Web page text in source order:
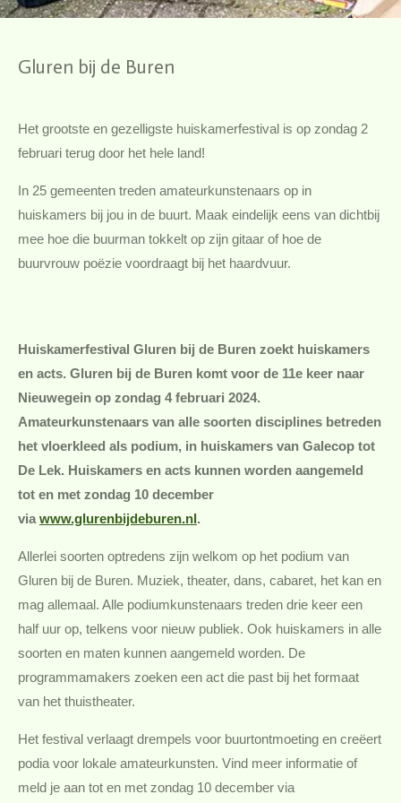
Gluren bij de Buren
Het grootste en gezelligste huiskamerfestival is op zondag 2
februari terug door het hele land!
In 25 gemeenten treden amateurkunstenaars op in
huiskamers bij jou in de buurt. Maak eindelijk eens van dichtbij
mee hoe die buurman tokkelt op zijn gitaar of hoe de
buurvrouw poëzie voordraagt bij het haardvuur.
Huiskamerfestival Gluren bij de Buren zoekt huiskamers
en acts. Gluren bij de Buren komt voor de 11e keer naar
Nieuwegein op zondag 4 februari 2024.
Amateurkunstenaars van alle soorten disciplines betreden
het vloerkleed als podium, in huiskamers van Galecop tot
De Lek. Huiskamers en acts kunnen worden aangemeld
tot en met zondag 10 december
via www.glurenbijdeburen.nl.
Allerlei soorten optredens zijn welkom op het podium van
Gluren bij de Buren. Muziek, theater, dans, cabaret, het kan en
mag allemaal. Alle podiumkunstenaars treden drie keer een
half uur op, telkens voor nieuw publiek. Ook huiskamers in alle
soorten en maten kunnen aangemeld worden. De
programmamakers zoeken een act die past bij het formaat
van het thuistheater.
Het festival verlaagt drempels voor buurtontmoeting en creëert
podia voor lokale amateurkunsten. Vind meer informatie of
meld je aan tot en met zondag 10 december via